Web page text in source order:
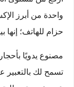
واحدة من أبرز
حزام للهاتف؛ إنها
مصنوع يدويًا
تسمح لك